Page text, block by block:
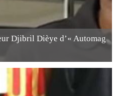
Djibril Dièye d’« Automag